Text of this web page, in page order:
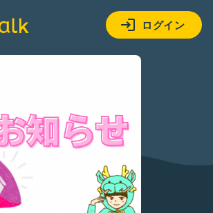
ログイン